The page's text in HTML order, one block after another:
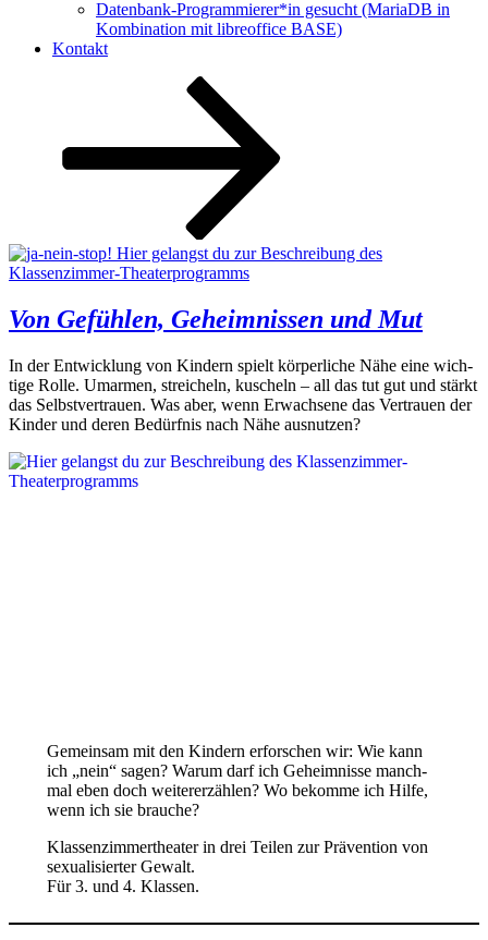
Datenbank-Programmierer*in gesucht (MariaDB in
Kombination mit libreoffice BASE)
Kontakt
Von Gefühlen, Geheimnissen und Mut
In der Ent­wick­lung von Kin­dern spielt kör­per­li­che Nähe eine wich­
ti­ge Rol­le. Umar­men, strei­cheln, kuscheln – all das tut gut und stärkt
das Selbst­ver­trau­en. Was aber, wenn Erwach­se­ne das Ver­trau­en der
Kin­der und deren Bedürf­nis nach Nähe ausnutzen?
Gemein­sam mit den Kin­dern erfor­schen wir: Wie kann
ich „nein“ sagen? War­um darf ich Geheim­nis­se manch­
mal eben doch wei­ter­erzäh­len? Wo bekom­me ich Hil­fe,
wenn ich sie brauche?
Klas­sen­zim­mer­thea­ter in drei Tei­len zur Prä­ven­ti­on von
sexua­li­sier­ter Gewalt.
Für 3. und 4. Klassen.